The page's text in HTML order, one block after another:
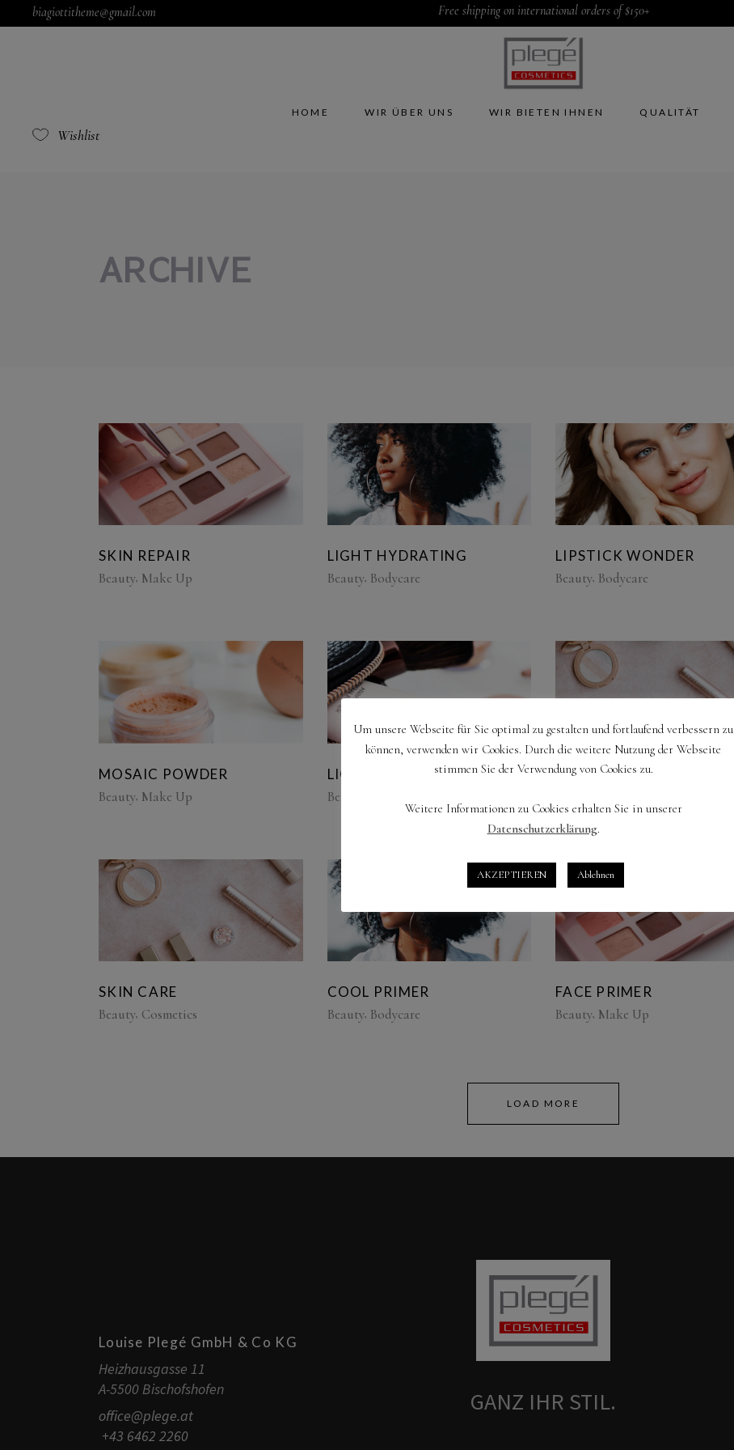
biagiottitheme@gmail.com Free shipping on international orders of $150+
Wishlist
HOME WIR ÜBER UNS WIR BIETEN IHNEN QUALITÄT
ARCHIVE
SKIN REPAIR
Beauty Make Up
LIGHT HYDRATING
Beauty Bodycare
LIPSTICK WONDER
Beauty Bodycare
MOSAIC POWDER
Beauty Make Up
LIQUID HIGHLIGHTER
Beauty
FACE SOAP
SKIN CARE
Beauty Cosmetics
COOL PRIMER
Beauty Bodycare
FACE PRIMER
Beauty Make Up
LOAD MORE
Louise Plegé GmbH & Co KG
Heizhausgasse 11
A-5500 Bischofshofen
office@plege.at
+43 6462 2260
GANZ IHR STIL.
Um unsere Webseite für Sie optimal zu gestalten und fortlaufend verbessern zu
können, verwenden wir Cookies. Durch die weitere Nutzung der Webseite
stimmen Sie der Verwendung von Cookies zu.
Weitere Informationen zu Cookies erhalten Sie in unserer
Datenschutzerklärung.
AKZEPTIEREN Ablehnen